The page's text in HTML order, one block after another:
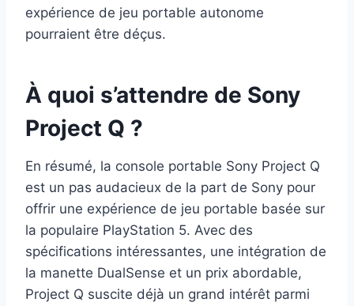
expérience de jeu portable autonome
pourraient être déçus.
À quoi s’attendre de Sony
Project Q ?
En résumé, la console portable Sony Project Q
est un pas audacieux de la part de Sony pour
offrir une expérience de jeu portable basée sur
la populaire PlayStation 5. Avec des
spécifications intéressantes, une intégration de
la manette DualSense et un prix abordable,
Project Q suscite déjà un grand intérêt parmi